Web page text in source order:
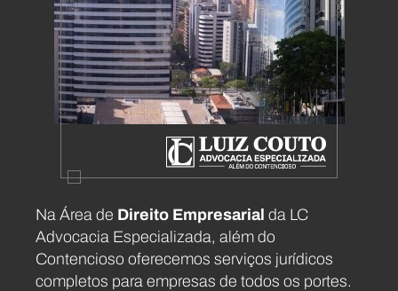
Na Área de Direito Empresarial da LC
Advocacia Especializada, além do
Contencioso oferecemos serviços jurídicos
completos para empresas de todos os portes.